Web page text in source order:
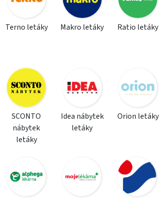
Terno letáky Makro letáky Ratio letáky
SCONTO
nábytek
letáky
Idea nábytek
letáky
Orion letáky